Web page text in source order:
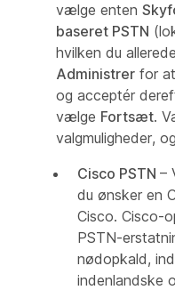
vælge enten
baseret PSTN
hvilken du
Administrer for
og acceptér
vælge Fortsæt.
valgmuligheder,
Cisco PSTN –
du ønsker en
Cisco. Cisco-
PSTN-
nødopkald,
indenlandske